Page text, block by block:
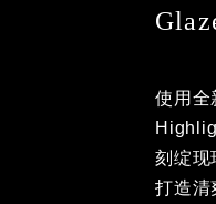
使用
刻绽
地打造